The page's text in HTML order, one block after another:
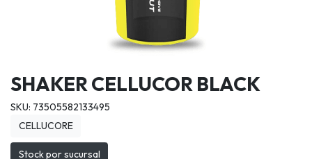
SHAKER CELLUCOR BLACK
SKU: 73505582133495
CELLUCORE
Stock por sucursal